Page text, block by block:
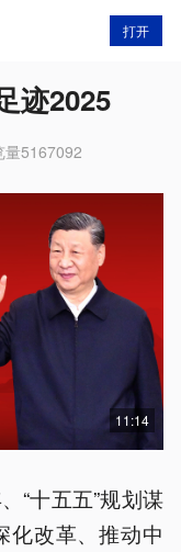
打开
迹2025
量5167092
11:14
“十五五”规划谋
化改革、推动中